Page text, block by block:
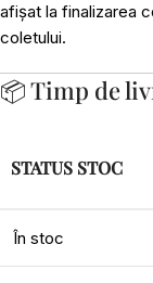
afișat la finalizarea
coletului.
📦 Timp de
STATUS STOC
În stoc